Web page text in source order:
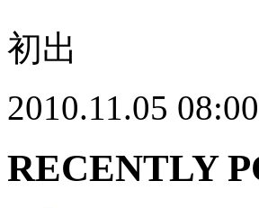
初出
2010.11.05
RECENTLY